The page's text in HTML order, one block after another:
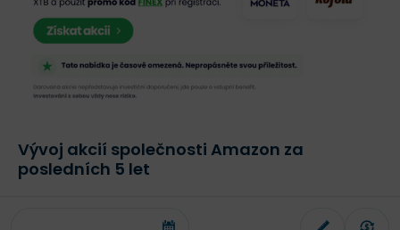
Vývoj akcií společnosti Amazon za
posledních 5 let